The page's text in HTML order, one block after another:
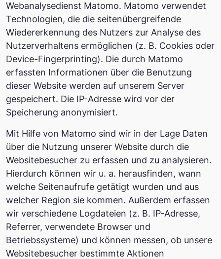
Webanalysedienst Matomo. Matomo verwendet
Technologien, die die seitenübergreifende
Wiedererkennung des Nutzers zur Analyse des
Nutzerverhaltens ermöglichen (z. B. Cookies oder
Device-Fingerprinting). Die durch Matomo
erfassten Informationen über die Benutzung
dieser Website werden auf unserem Server
gespeichert. Die IP-Adresse wird vor der
Speicherung anonymisiert.
Mit Hilfe von Matomo sind wir in der Lage Daten
über die Nutzung unserer Website durch die
Websitebesucher zu erfassen und zu analysieren.
Hierdurch können wir u. a. herausfinden, wann
welche Seitenaufrufe getätigt wurden und aus
welcher Region sie kommen. Außerdem erfassen
wir verschiedene Logdateien (z. B. IP-Adresse,
Referrer, verwendete Browser und
Betriebssysteme) und können messen, ob unsere
Websitebesucher bestimmte Aktionen